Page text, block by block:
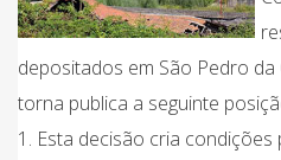
depositados em São Pedro da
torna publica a seguinte
1. Esta decisão cria